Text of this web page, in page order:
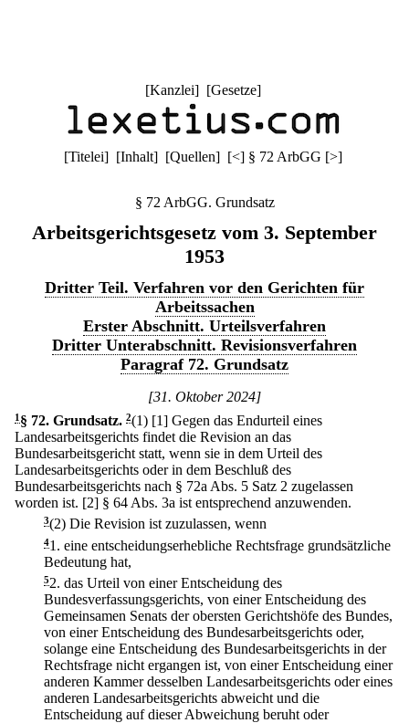
[Kanzlei] [Gesetze]
[Titelei] [Inhalt] [Quellen] [<] § 72 ArbGG [>]
§ 72 ArbGG. Grundsatz
Arbeitsgerichtsgesetz vom 3. September
1953
Dritter Teil. Verfahren vor den Gerichten für
Arbeitssachen
Erster Abschnitt. Urteilsverfahren
Dritter Unterabschnitt. Revisionsverfahren
Paragraf 72. Grundsatz
[31. Oktober 2024]
1 § 72. Grundsatz. 2(1) [1] Gegen das Endurteil eines
Landesarbeitsgerichts findet die Revision an das
Bundesarbeitsgericht statt, wenn sie in dem Urteil des
Landesarbeitsgerichts oder in dem Beschluß des
Bundesarbeitsgerichts nach § 72a Abs. 5 Satz 2 zugelassen
worden ist. [2] § 64 Abs. 3a ist entsprechend anzuwenden.
3(2) Die Revision ist zuzulassen, wenn
41. eine entscheidungserhebliche Rechtsfrage grundsätzliche
Bedeutung hat,
52. das Urteil von einer Entscheidung des
Bundesverfassungsgerichts, von einer Entscheidung des
Gemeinsamen Senats der obersten Gerichtshöfe des Bundes,
von einer Entscheidung des Bundesarbeitsgerichts oder,
solange eine Entscheidung des Bundesarbeitsgerichts in der
Rechtsfrage nicht ergangen ist, von einer Entscheidung einer
anderen Kammer desselben Landesarbeitsgerichts oder eines
anderen Landesarbeitsgerichts abweicht und die
Entscheidung auf dieser Abweichung beruht oder